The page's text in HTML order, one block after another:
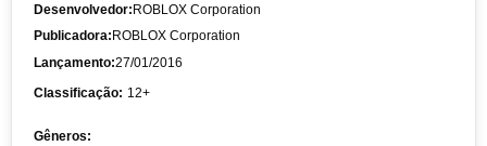
Desenvolvedor:ROBLOX Corporation
Publicadora: ROBLOX Corporation
Lançamento:27/01/2016
Classificação: 12+
Gêneros: